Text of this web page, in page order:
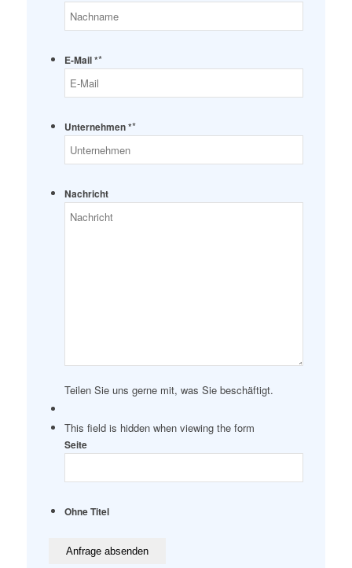
E-Mail **
Unternehmen **
Nachricht
Teilen Sie uns gerne mit, was Sie beschäftigt.
This field is hidden when viewing the form
Seite
Ohne Titel